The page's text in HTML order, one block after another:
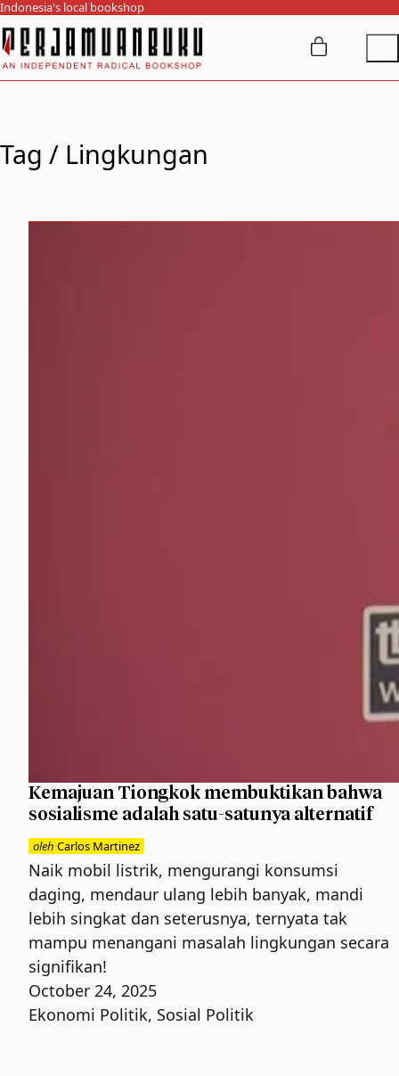
Indonesia's local bookshop
Tag / Lingkungan
Kemajuan Tiongkok membuktikan bahwa
sosialisme adalah satu-satunya alternatif
oleh Carlos Martinez
Naik mobil listrik, mengurangi konsumsi
daging, mendaur ulang lebih banyak, mandi
lebih singkat dan seterusnya, ternyata tak
mampu menangani masalah lingkungan secara
signifikan!
October 24, 2025
Ekonomi Politik, Sosial Politik